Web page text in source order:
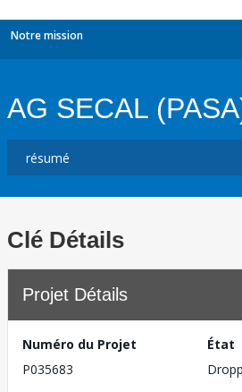
Notre mission
AG SECAL
Clé Détails
Projet Détails
Numéro du Projet
P035683
État